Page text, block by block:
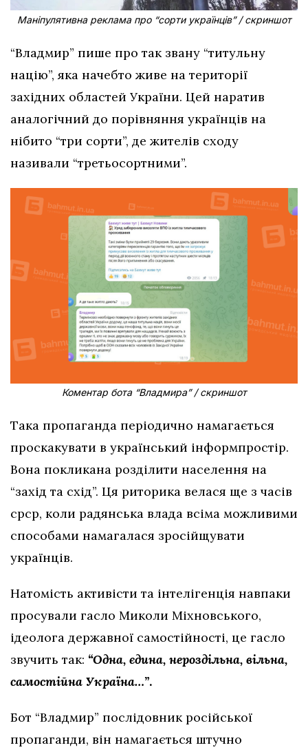
Маніпулятивна реклама про “сорти українців” / скриншот
“Владмир” пише про так звану “титульну
націю”, яка начебто живе на території
західних областей України. Цей наратив
аналогічний до порівняння українців на
нібито “три сорти”, де жителів сходу
називали “третьосортними”.
Коментар бота “Владмира” / скриншот
Така пропаганда періодично намагається
проскакувати в український інформпростір.
Вона покликана розділити населення на
“захід та схід”. Ця риторика велася ще з часів
срср, коли радянська влада всіма можливими
способами намагалася зросійщувати
українців.
Натомість активісти та інтелігенція навпаки
просували гасло Миколи Міхновського,
ідеолога державної самостійності, це гасло
звучить так: “Одна, єдина, нероздільна, вільна,
самостійна Україна…”.
Бот “Владмир” послідовник російської
пропаганди, він намагається штучно